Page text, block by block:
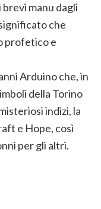
manu dagli
che
profetico e
Arduino che, in
della Torino
indizi, la
e Hope, così
per gli altri.